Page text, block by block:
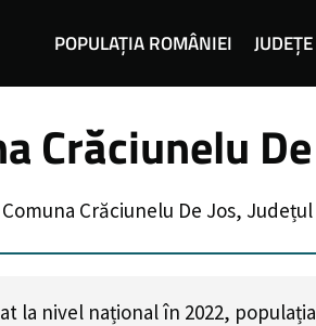
POPULAȚIA ROMÂNIEI
Crăciunelu
Crăciunelu De Jos, Județul
la nivel național în 2022,